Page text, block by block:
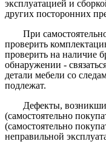
эксплуатацией и
других посторонних
При
проверить
проверить на наличие
обнаружении -
детали мебели со
подлежат.
Дефекты,
(самостоятельно
(самостоятельно
неправильной